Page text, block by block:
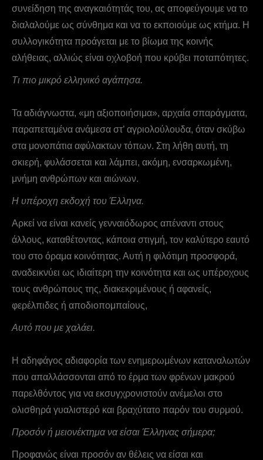
συνείδηση της αναγκαιότητάς του, ας αποφεύγουμε να το
διαλαλούμε ως σύνθημα και να το εκποιούμε ως κτήμα. Η
συλλογικότητα προάγεται με το βίωμα της κοινής
αλήθειας, αλλιώς είναι οχλοβοή που κρύβει ποταπότητες.
Τι πιο μικρό ελληνικό αγάπησα.
Τα αδιάγνωστα, «μη αξιοποιήσιμα», αρχαία σπαράγματα,
παραπεταμένα ανάμεσα στ’ αγριολούλουδα, όταν σκύβω
στα μονοπάτια αφύλακτων τόπων. Στη λήθη αυτή, τη
σκιερή, φυλάσσεται και λάμπει, ακόμη, ενσαρκωμένη,
μνήμη ανθρώπων και αιώνων.
Η υπέροχη εκδοχή του Έλληνα.
Αρκεί να είναι κανείς γενναιόδωρος απέναντι στους
άλλους, καταθέτοντας, κάποια στιγμή, τον καλύτερο εαυτό
του στο όραμα κοινότητας. Αυτή η φιλότιμη προσφορά,
αναδεικνύει ως ιδιαίτερη την κοινότητα και ως υπέροχους
τους ανθρώπους της, διακεκριμένους ή αφανείς,
φερέλπιδες ή αποδιοπομπαίους,
Αυτό που με χαλάει.
Η αδηφάγος αδιαφορία των ενημερωμένων καταναλωτών
που απαλλάσσονται από το έρμα των φρένων μακρού
παρελθόντος για να εκσυγχρονιστούν ανέμελοι στο
ολισθηρά γυαλιστερό και βραχύτατο παρόν του συρμού.
Προσόν ή μειονέκτημα να είσαι Έλληνας σήμερα;
Προφανώς είναι προσόν αν θέλεις να είσαι και